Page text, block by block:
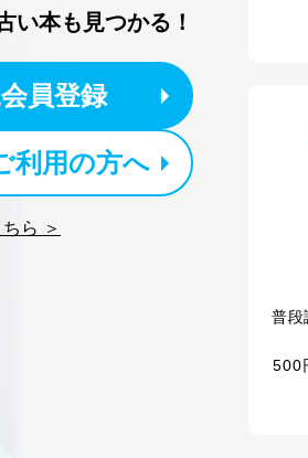
い本も見つかる！
員登録
利用の方へ
ら ＞
普段
500